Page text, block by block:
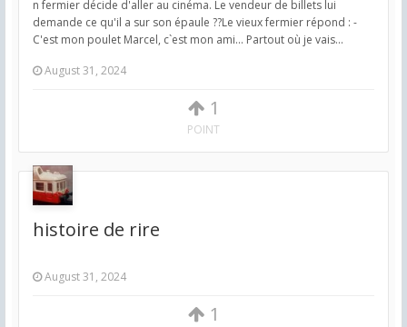
1
POINT
n fermier décide d'aller au cinéma. Le vendeur de billets lui
demande ce qu'il a sur son épaule ??Le vieux fermier répond : -
C'est mon poulet Marcel, c`est mon ami... Partout où je vais...
August 31, 2024
1
histoire de rire
August 31, 2024